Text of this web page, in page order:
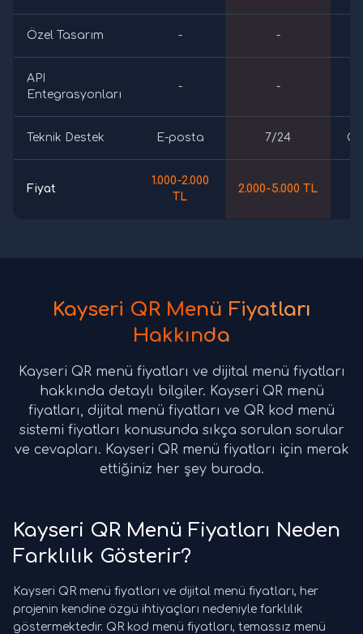
Özel Tasarım - -
API
Entegrasyonları
- -
Teknik Destek E-posta 7/24
Fiyat
1.000-2.000
TL
2.000-5.000 TL
Kayseri QR Menü Fiyatları
Hakkında
Kayseri QR menü fiyatları ve dijital menü fiyatları
hakkında detaylı bilgiler. Kayseri QR menü
fiyatları, dijital menü fiyatları ve QR kod menü
sistemi fiyatları konusunda sıkça sorulan sorular
ve cevapları. Kayseri QR menü fiyatları için merak
ettiğiniz her şey burada.
Kayseri QR Menü Fiyatları Neden
Farklılık Gösterir?
Kayseri QR menü fiyatları ve dijital menü fiyatları, her
projenin kendine özgü ihtiyaçları nedeniyle farklılık
göstermektedir. QR kod menü fiyatları, temassız menü